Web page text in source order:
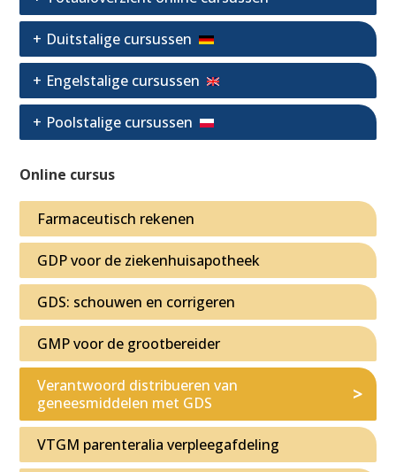
Duitstalige cursussen
Engelstalige cursussen
Poolstalige cursussen
Online cursus
Farmaceutisch rekenen
GDP voor de ziekenhuisapotheek
GDS: schouwen en corrigeren
GMP voor de grootbereider
Verantwoord distribueren van
geneesmiddelen met GDS
VTGM parenteralia verpleegafdeling